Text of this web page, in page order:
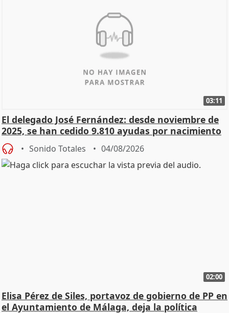
03:11
El delegado José Fernández: desde noviembre de
2025, se han cedido 9.810 ayudas por nacimiento
Sonido Totales 04/08/2026
02:00
Elisa Pérez de Siles, portavoz de gobierno de PP en
el Ayuntamiento de Málaga, deja la política